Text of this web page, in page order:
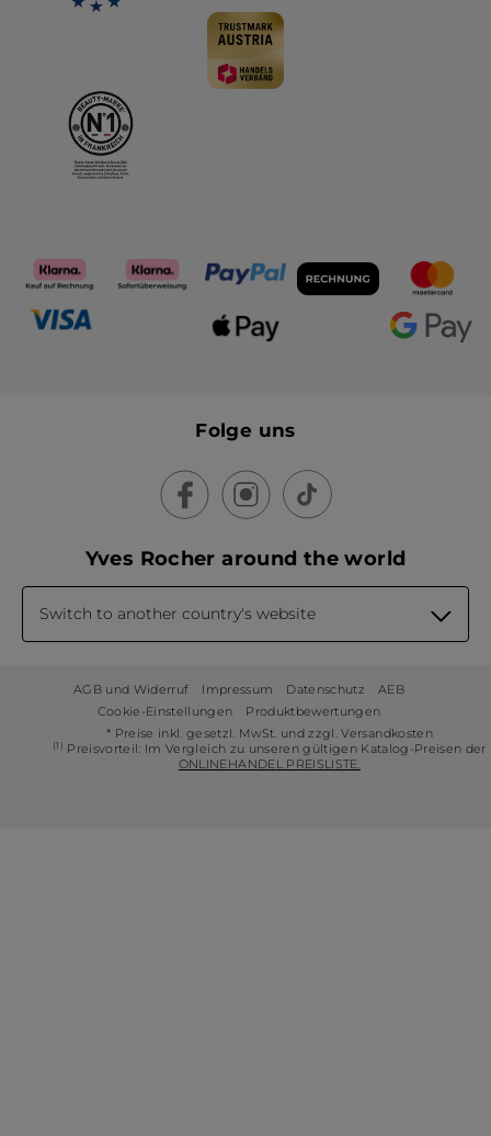
Folge uns
Yves Rocher around the world
Switch to another country's website
AGB und Widerruf Impressum Datenschutz
AEB
Cookie-Einstellungen
Produktbewertungen
* Preise inkl. gesetzl. MwSt. und zzgl. Versandkosten
(1) Preisvorteil: Im Vergleich zu unseren gültigen Katalog-Preisen der
ONLINEHANDEL PREISLISTE.